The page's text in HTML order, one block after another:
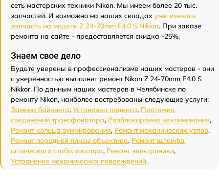
сеть мастерских техники Nikon. Мы имеем более 20 тыс.
запчастей. И возможно на наших складах уже имеется
запчасть на модель Z 24-70mm F4.0 S Nikkor. При заказе
ремонта на сайте - предоставляется скидка -25%.
Знаем свое дело
Будьте уверены в профессионализме наших мастеров - они
с уверенностью выполнят ремонт Nikon Z 24-70mm F4.0 S
Nikkor. По данным наших мастеров в Челябинске по
ремонту Nikon, наиболее востребованы следующие услуги:
Замена байонета, Установка подвеса, Протяжка
соединений трансфокатора, Разблокировка заклинивания,
Ремонт кольца зуммирования, Ремонт механических узлов,
Ремонт передней линзы объектива, Ремонт шлейфа
оптического стабилизатора, Ремонт электроники,
Устранение механических повреждений.